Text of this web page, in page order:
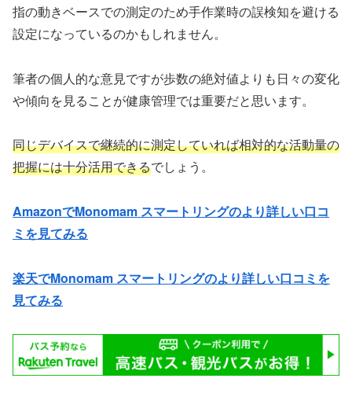
指の動きベースでの測定のため手作業時の誤検知を避ける
設定になっているのかもしれません。
筆者の個人的な意見ですが歩数の絶対値よりも日々の変化
や傾向を見ることが健康管理では重要だと思います。
同じデバイスで継続的に測定していれば相対的な活動量の
把握には十分活用できるでしょう。
AmazonでMonomam スマートリングのより詳しい口コ
ミを見てみる
楽天でMonomam スマートリングのより詳しい口コミを
見てみる